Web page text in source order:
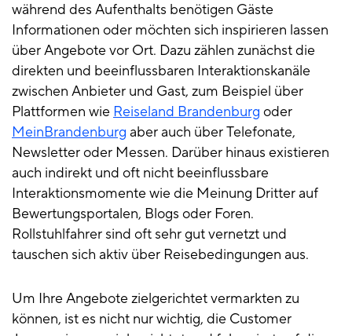
während des Aufenthalts benötigen Gäste
Informationen oder möchten sich inspirieren lassen
über Angebote vor Ort. Dazu zählen zunächst die
direkten und beeinflussbaren Interaktionskanäle
zwischen Anbieter und Gast, zum Beispiel über
Plattformen wie Reiseland Brandenburg oder
MeinBrandenburg aber auch über Telefonate,
Newsletter oder Messen. Darüber hinaus existieren
auch indirekt und oft nicht beeinflussbare
Interaktionsmomente wie die Meinung Dritter auf
Bewertungsportalen, Blogs oder Foren.
Rollstuhlfahrer sind oft sehr gut vernetzt und
tauschen sich aktiv über Reisebedingungen aus.
Um Ihre Angebote zielgerichtet vermarkten zu
können, ist es nicht nur wichtig, die Customer